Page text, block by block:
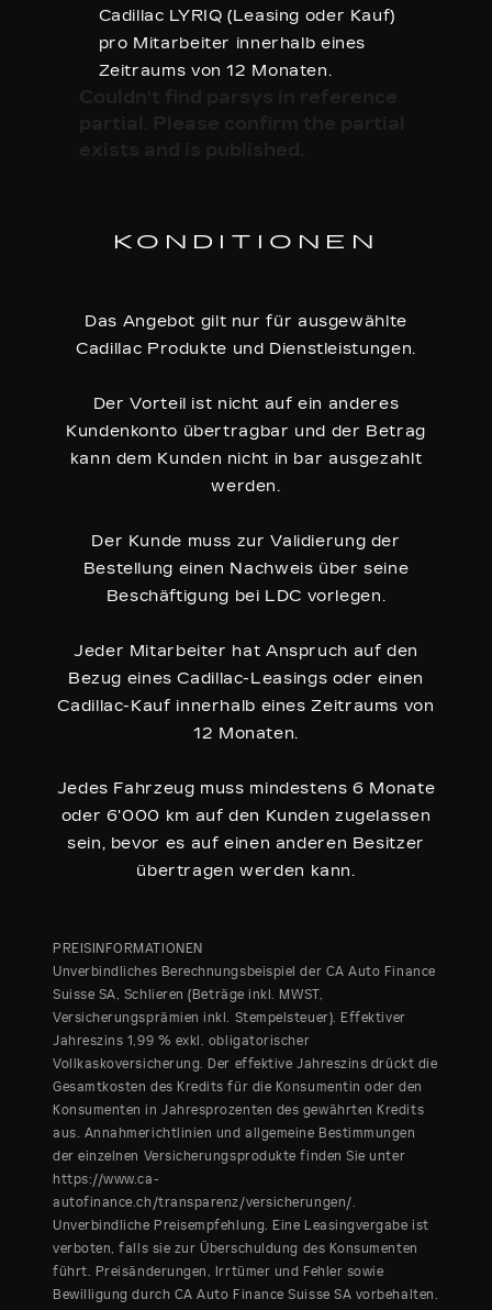
Cadillac LYRIQ (Leasing oder Kauf)
pro Mitarbeiter innerhalb eines
Zeitraums von 12 Monaten.
KONDITIONEN
Das Angebot gilt nur für ausgewählte
Cadillac Produkte und Dienstleistungen.
Der Vorteil ist nicht auf ein anderes
Kundenkonto übertragbar und der Betrag
kann dem Kunden nicht in bar ausgezahlt
werden.
Der Kunde muss zur Validierung der
Bestellung einen Nachweis über seine
Beschäftigung bei LDC vorlegen.
Jeder Mitarbeiter hat Anspruch auf den
Bezug eines Cadillac-Leasings oder einen
Cadillac-Kauf innerhalb eines Zeitraums von
12 Monaten.
Jedes Fahrzeug muss mindestens 6 Monate
oder 6'000 km auf den Kunden zugelassen
sein, bevor es auf einen anderen Besitzer
übertragen werden kann.
PREISINFORMATIONEN
Unverbindliches Berechnungsbeispiel der CA Auto Finance
Suisse SA, Schlieren (Beträge inkl. MWST,
Versicherungsprämien inkl. Stempelsteuer). Effektiver
Jahreszins 1,99 % exkl. obligatorischer
Vollkaskoversicherung. Der effektive Jahreszins drückt die
Gesamtkosten des Kredits für die Konsumentin oder den
Konsumenten in Jahresprozenten des gewährten Kredits
aus. Annahmerichtlinien und allgemeine Bestimmungen
der einzelnen Versicherungsprodukte finden Sie unter
https://www.ca-
autofinance.ch/transparenz/versicherungen/.
Unverbindliche Preisempfehlung. Eine Leasingvergabe ist
verboten, falls sie zur Überschuldung des Konsumenten
führt. Preisänderungen, Irrtümer und Fehler sowie
Bewilligung durch CA Auto Finance Suisse SA vorbehalten.